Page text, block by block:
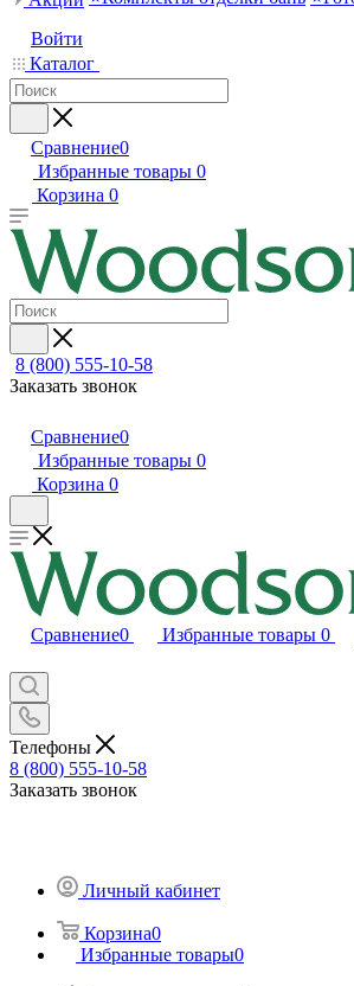
Войти
Каталог
Сравнение0
Избранные товары 0
Корзина 0
8 (800) 555-10-58
Заказать звонок
Сравнение0
Избранные товары 0
Корзина 0
Сравнение0 Избранные товары 0
Телефоны
8 (800) 555-10-58
Заказать звонок
Личный кабинет
Корзина0
Избранные товары0